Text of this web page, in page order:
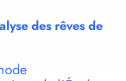
des rêves de